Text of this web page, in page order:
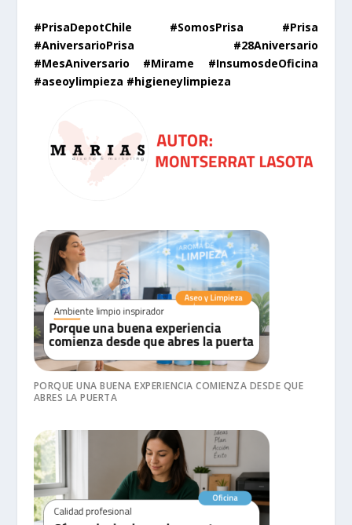
#PrisaDepotChile #SomosPrisa #Prisa
#AniversarioPrisa #28Aniversario
#MesAniversario #Mirame #InsumosdeOficina
#aseoylimpieza #higieneylimpieza
PORQUE UNA BUENA EXPERIENCIA COMIENZA DESDE QUE
ABRES LA PUERTA